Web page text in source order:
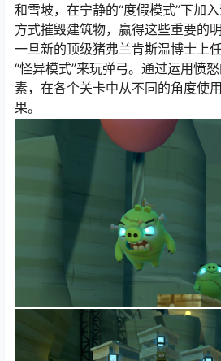
和雪坡，在宁静的“度假模式”下加
方式摧毁建筑物，赢得这些重要的明
一旦新的顶级猪弗兰肯斯温博士上
“怪异模式”来玩弹弓。通过运用愤
素，在各个关卡中从不同的角度使
果。